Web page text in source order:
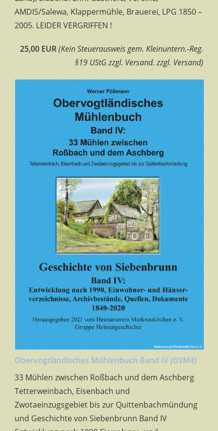
AMDIS/Salewa, Klappermühle, Brauerei, LPG 1850 –
2005. LEIDER VERGRIFFEN !
25,00 EUR(Kein Steuerausweis gem. Kleinuntern.-Reg.
§19 UStG zzgl. Versand. zzgl. Versand)
Obervogtländisches Mühlenbuch Band IV(OVM4)
33 Mühlen zwischen Roßbach und dem Aschberg
Tetterweinbach, Eisenbach und
Zwotaeinzugsgebiet bis zur Quittenbachmündung
und Geschichte von Siebenbrunn Band IV